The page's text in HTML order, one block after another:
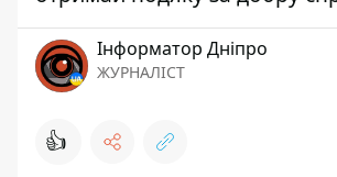
Інформатор Дніпро
ЖУРНАЛІСТ
👍